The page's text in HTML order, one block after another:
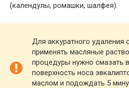
(календулы, ромашки, шалфея).
Для аккуратного удаления
применять масляные
процедуры нужно смазать
поверхность носа
маслом и подождать 5